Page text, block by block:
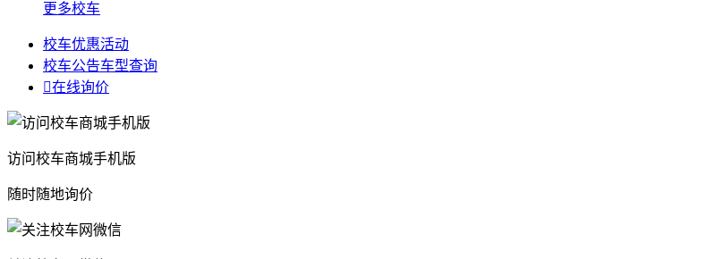
更多校车
校车优惠活动
校车公告车型查询
在线询价
访问校车商城手机版
随时随地询价